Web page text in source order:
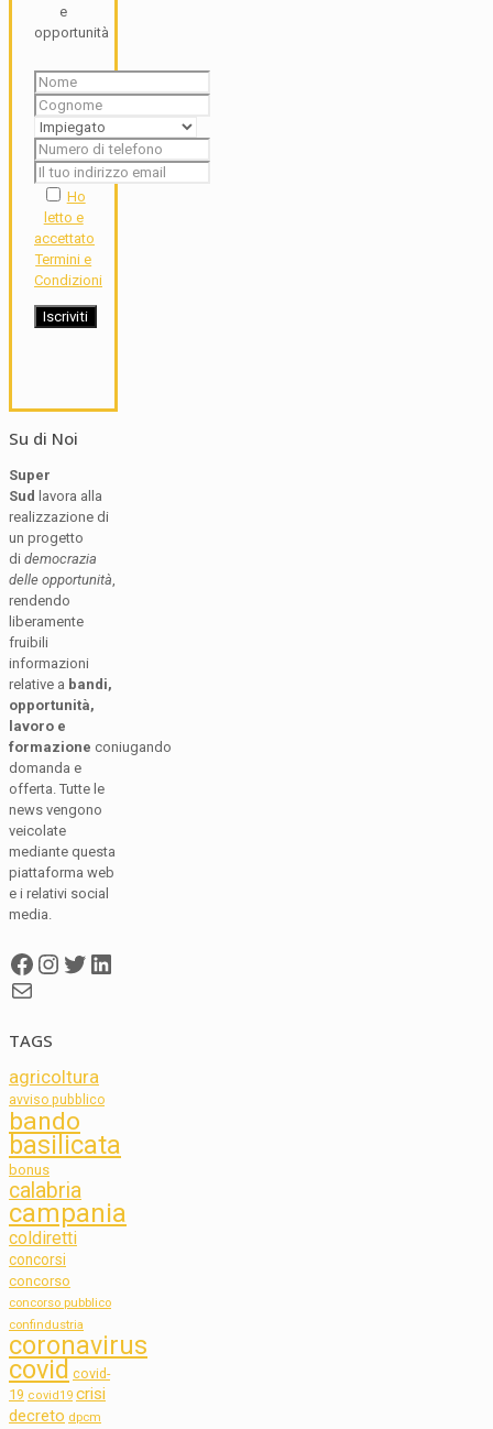
e
opportunità
Ho
letto e
accettato
Termini e
Condizioni
Su di Noi
Super
Sud lavora alla
realizzazione di
un progetto
di democrazia
delle opportunità
rendendo
liberamente
fruibili
informazioni
relative a bandi,
opportunità,
lavoro e
formazione coniugando
domanda e
offerta. Tutte le
news vengono
veicolate
mediante questa
piattaforma web
e i relativi social
media.
Facebook
Instagram
Twitter
LinkedIn
Mail
TAGS
agricoltura
avviso pubblico
bando
basilicata
bonus
calabria
campania
coldiretti
concorsi
concorso
concorso pubblico
confindustria
coronavirus
covid covid-
19 covid19 crisi
decreto dpcm